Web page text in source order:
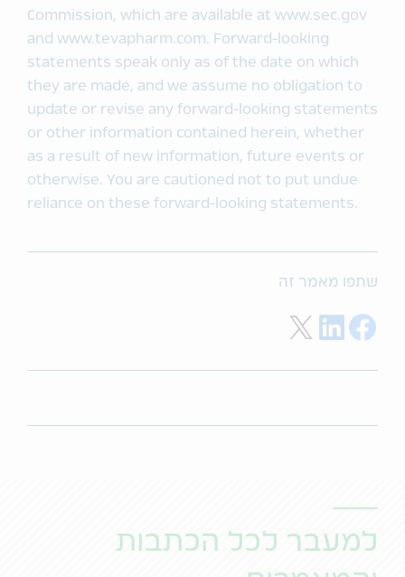
Commission, which are available at www.sec.gov
and www.tevapharm.com. Forward-looking
statements speak only as of the date on which
they are made, and we assume no obligation to
update or revise any forward-looking statements
or other information contained herein, whether
as a result of new information, future events or
otherwise. You are cautioned not to put undue
reliance on these forward-looking statements.
שתפו מאמר זה
Share on Facebook
Share on LinkedIn
למעבר לכל הכתבות